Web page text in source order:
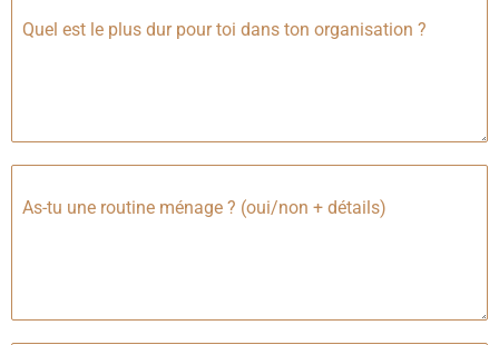
Quel est le plus dur pour toi dans ton organisation ?
As-tu une routine ménage ? (oui/non + détails)